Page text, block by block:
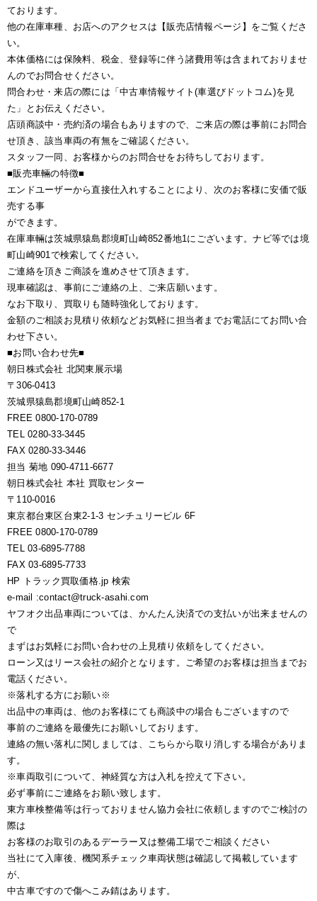
ております。
他の在庫車種、お店へのアクセスは【販売店情報ページ】をご覧くださ
い。
本体価格には保険料、税金、登録等に伴う諸費用等は含まれておりませ
んのでお問合せください。
問合わせ・来店の際には「中古車情報サイト(車選びドットコム)を見
た」とお伝えください。
店頭商談中・売約済の場合もありますので、ご来店の際は事前にお問合
せ頂き、該当車両の有無をご確認ください。
スタッフ一同、お客様からのお問合せをお待ちしております。
■販売車輛の特徴■
エンドユーザーから直接仕入れすることにより、次のお客様に安価で販
売する事
ができます。
在庫車輛は茨城県猿島郡境町山崎852番地1にございます。ナビ等では境
町山崎901で検索してください。
ご連絡を頂きご商談を進めさせて頂きます。
現車確認は、事前にご連絡の上、ご来店願います。
なお下取り、買取りも随時強化しております。
金額のご相談お見積り依頼などお気軽に担当者までお電話にてお問い合
わせ下さい。
■お問い合わせ先■
朝日株式会社 北関東展示場
〒306-0413
茨城県猿島郡境町山崎852-1
FREE 0800-170-0789
TEL 0280-33-3445
FAX 0280-33-3446
担当 菊地 090-4711-6677
朝日株式会社 本社 買取センター
〒110-0016
東京都台東区台東2-1-3 センチュリービル 6F
FREE 0800-170-0789
TEL 03-6895-7788
FAX 03-6895-7733
HP トラック買取価格.jp 検索
e-mail :contact@truck-asahi.com
ヤフオク出品車両については、かんたん決済での支払いが出来ませんの
で
まずはお気軽にお問い合わせの上見積り依頼をしてください。
ローン又はリース会社の紹介となります。ご希望のお客様は担当までお
電話ください。
※落札する方にお願い※
出品中の車両は、他のお客様にても商談中の場合もございますので
事前のご連絡を最優先にお願いしております。
連絡の無い落札に関しましては、こちらから取り消しする場合がありま
す。
※車両取引について、神経質な方は入札を控えて下さい。
必ず事前にご連絡をお願い致します。
東方車検整備等は行っておりません協力会社に依頼しますのでご検討の
際は
お客様のお取引のあるデーラー又は整備工場でご相談ください
当社にて入庫後、機関系チェック車両状態は確認して掲載しています
が、
中古車ですので傷へこみ錆はあります。